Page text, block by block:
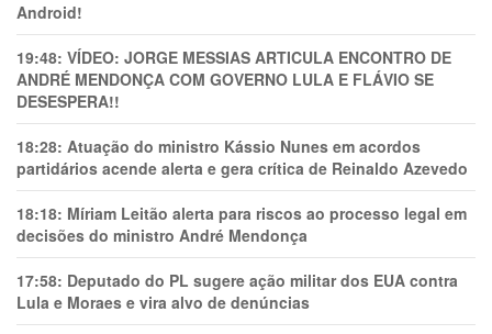
Android!
19:48: VÍDEO: JORGE MESSIAS ARTICULA ENCONTRO DE
ANDRÉ MENDONÇA COM GOVERNO LULA E FLÁVIO SE
DESESPERA!!
18:28: Atuação do ministro Kássio Nunes em acordos
partidários acende alerta e gera crítica de Reinaldo Azevedo
18:18: Míriam Leitão alerta para riscos ao processo legal em
decisões do ministro André Mendonça
17:58: Deputado do PL sugere ação militar dos EUA contra
Lula e Moraes e vira alvo de denúncias